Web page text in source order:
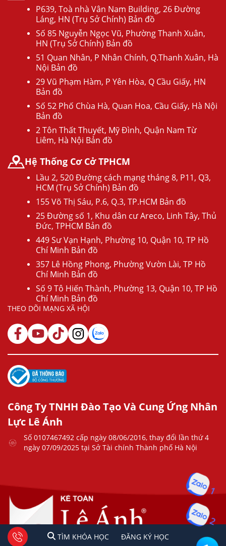
P639, Toà nhà Vân Nam Building, 26 Đường
Láng, HN (Trụ Sở Chính) Bản đồ
Số 85 Nguyễn Ngọc Vũ, Phường Thanh Xuân,
HN (Trụ Sở Chính) Bản đồ
51 Quan Nhân, P Nhân Chính, Q.Thanh Xuân, Hà
Nội Bản đồ
29 Vũ Phạm Hàm, P Yên Hòa, Q Cầu Giấy, HN
Bản đồ
Số 52 Phố Chùa Hà, Quan Hoa, Cầu Giấy, Hà Nội
Bản đồ
2 Tôn Thất Thuyết, Mỹ Đình, Quận Nam Từ
Liêm, Hà Nội Bản đồ
Hệ Thống Cơ Cở TPHCM
Lầu 2, 520 Đường cách mạng tháng 8, P11, Q3,
HCM (Trụ Sở Chính) Bản đồ
155 Võ Thị Sáu, P.6, Q.3, TP.HCM Bản đồ
25 Đường số 1, Khu dân cư Areco, Linh Tây, Thủ
Đức, TPHCM Bản đồ
449 Sư Vạn Hạnh, Phường 10, Quận 10, TP Hồ
Chí Minh Bản đồ
357 Lê Hồng Phong, Phường Vườn Lài, TP Hồ
Chí Minh Bản đồ
Số 9 Tô Hiến Thành, Phường 13, Quận 10, TP Hồ
Chí Minh Bản đồ
THEO DÕI MẠNG XÃ HỘI
Công Ty TNHH Đào Tạo Và Cung Ứng Nhân
Lực Lê Ánh
Số 0107467492 cấp ngày 08/06/2016, thay đổi lần thứ 4
ngày 07/09/2025 tại Sở Tài chính Thành phố Hà Nội
TÌM KHÓA HỌC ĐĂNG KÍ HỌC
1 2 Tư vấn facebook
TÌM KHÓA HỌC ĐĂNG KÝ HỌC
1
2